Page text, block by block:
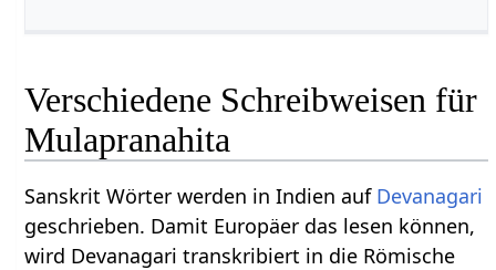
Verschiedene Schreibweisen für
Mulapranahita
Sanskrit Wörter werden in Indien auf Devanagari
geschrieben. Damit Europäer das lesen können,
wird Devanagari transkribiert in die Römische